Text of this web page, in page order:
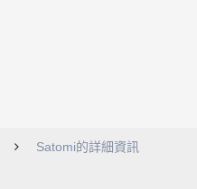
Satomi的詳細資訊